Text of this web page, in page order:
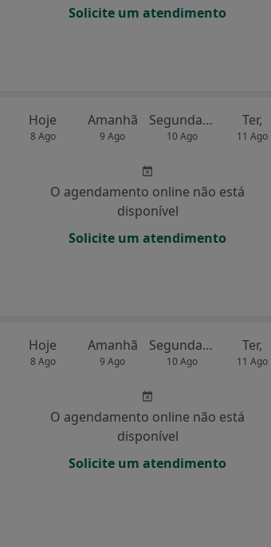
Solicite um atendimento
Hoje
8 Ago
Amanhã
9 Ago
Segunda-feira
10 Ago
Ter,
11 Ago
O agendamento online não está
disponível
Solicite um atendimento
Hoje
8 Ago
Amanhã
9 Ago
Segunda-feira
10 Ago
Ter,
11 Ago
O agendamento online não está
disponível
Solicite um atendimento